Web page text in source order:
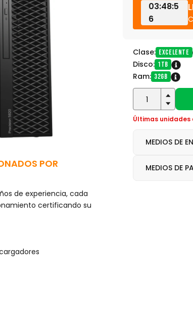
POR
de experiencia, cada
certificando su
03:48:5
6
Clase: Excelente
Disco: 1TB
Ram: 32GB
Últimas unidades
MEDIOS DE
MEDIOS DE